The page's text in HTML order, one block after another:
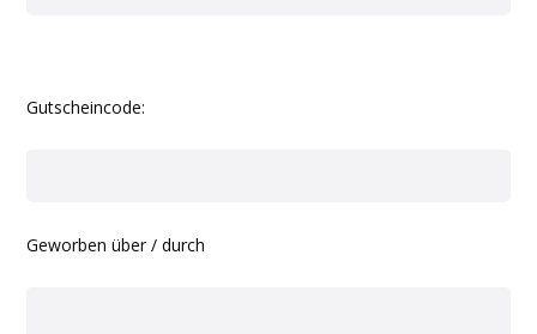
Gutscheincode:
Geworben über / durch